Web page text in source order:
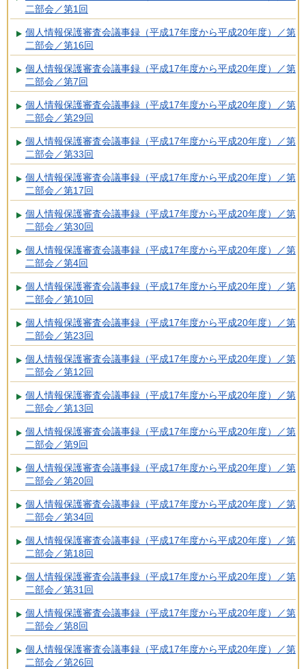
二部会／第1回
個人情報保護審査会議事録（平成17年度から平成20年度）／第
二部会／第16回
個人情報保護審査会議事録（平成17年度から平成20年度）／第
二部会／第7回
個人情報保護審査会議事録（平成17年度から平成20年度）／第
二部会／第29回
個人情報保護審査会議事録（平成17年度から平成20年度）／第
二部会／第33回
個人情報保護審査会議事録（平成17年度から平成20年度）／第
二部会／第17回
個人情報保護審査会議事録（平成17年度から平成20年度）／第
二部会／第30回
個人情報保護審査会議事録（平成17年度から平成20年度）／第
二部会／第4回
個人情報保護審査会議事録（平成17年度から平成20年度）／第
二部会／第10回
個人情報保護審査会議事録（平成17年度から平成20年度）／第
二部会／第23回
個人情報保護審査会議事録（平成17年度から平成20年度）／第
二部会／第12回
個人情報保護審査会議事録（平成17年度から平成20年度）／第
二部会／第13回
個人情報保護審査会議事録（平成17年度から平成20年度）／第
二部会／第9回
個人情報保護審査会議事録（平成17年度から平成20年度）／第
二部会／第20回
個人情報保護審査会議事録（平成17年度から平成20年度）／第
二部会／第34回
個人情報保護審査会議事録（平成17年度から平成20年度）／第
二部会／第18回
個人情報保護審査会議事録（平成17年度から平成20年度）／第
二部会／第31回
個人情報保護審査会議事録（平成17年度から平成20年度）／第
二部会／第8回
個人情報保護審査会議事録（平成17年度から平成20年度）／第
二部会／第26回